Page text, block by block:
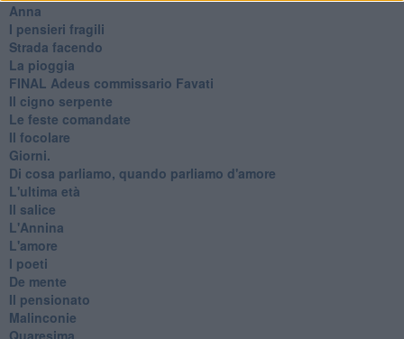
Anna
I pensieri fragili
Strada facendo
La pioggia
FINAL Adeus commissario Favati
Il cigno serpente
Le feste comandate
Il focolare
Giorni.
Di cosa parliamo, quando parliamo d'amore
L'ultima età
Il salice
L'Annina
L'amore
I poeti
De mente
Il pensionato
Malinconie
Quaresima